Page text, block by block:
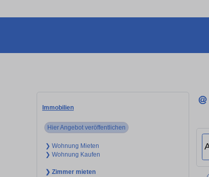
Immobilien
Hier Angebot veröffentlichen
❯ Wohnung Mieten
❯ Wohnung Kaufen
❯ Zimmer mieten